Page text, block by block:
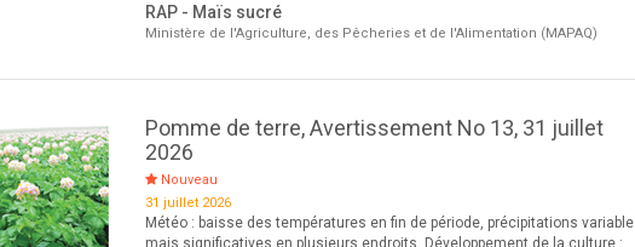
RAP - Maïs sucré
Ministère de l'Agriculture, des Pêcheries et de l'Alimentation (MAPAQ)
Pomme de terre, Avertissement No 13, 31 juillet
2026
Nouveau
31 juillet 2026
Météo : baisse des températures en fin de période, précipitations
mais significatives en plusieurs endroits. Développement de la culture :